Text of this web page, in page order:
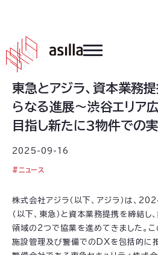
2025 .
東急とアジラ、資本業務
らなる進展～渋谷エリア
目指し新たに3物件での
2025-09-16
# ニュース
株式会社アジラ（以下、アジラ）は、
（以下、東急）と資本業務提携を締結
領域の2つで協業を進めてきました。
施設管理及び警備でのDXを包括的に